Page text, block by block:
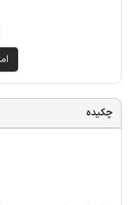
چکیده